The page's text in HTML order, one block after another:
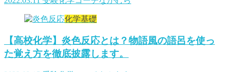
化学基礎
【高校化学】炎色反応とは？物語風の語呂を使っ
た覚え方を徹底披露します。